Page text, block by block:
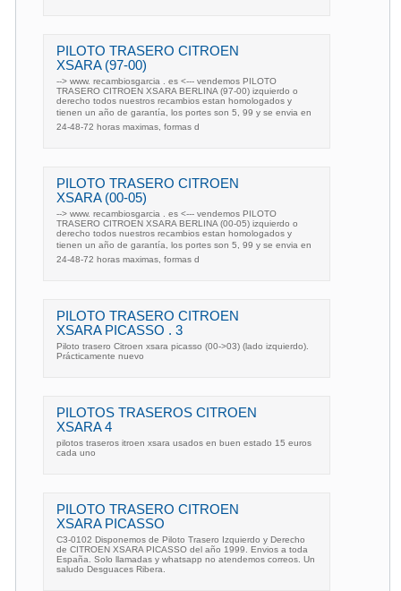
PILOTO TRASERO CITROEN
XSARA (97-00)
--> www. recambiosgarcia . es <--- vendemos PILOTO
TRASERO CITROEN XSARA BERLINA (97-00) izquierdo o
derecho todos nuestros recambios estan homologados y
tienen un año de garantía, los portes son 5, 99 y se envia en
24-48-72 horas maximas, formas d
PILOTO TRASERO CITROEN
XSARA (00-05)
--> www. recambiosgarcia . es <--- vendemos PILOTO
TRASERO CITROEN XSARA BERLINA (00-05) izquierdo o
derecho todos nuestros recambios estan homologados y
tienen un año de garantía, los portes son 5, 99 y se envia en
24-48-72 horas maximas, formas d
PILOTO TRASERO CITROEN
XSARA PICASSO . 3
Piloto trasero Citroen xsara picasso (00->03) (lado izquierdo).
Prácticamente nuevo
PILOTOS TRASEROS CITROEN
XSARA 4
pilotos traseros itroen xsara usados en buen estado 15 euros
cada uno
PILOTO TRASERO CITROEN
XSARA PICASSO
C3-0102 Disponemos de Piloto Trasero Izquierdo y Derecho
de CITROEN XSARA PICASSO del año 1999. Envios a toda
España. Solo llamadas y whatsapp no atendemos correos. Un
saludo Desguaces Ribera.